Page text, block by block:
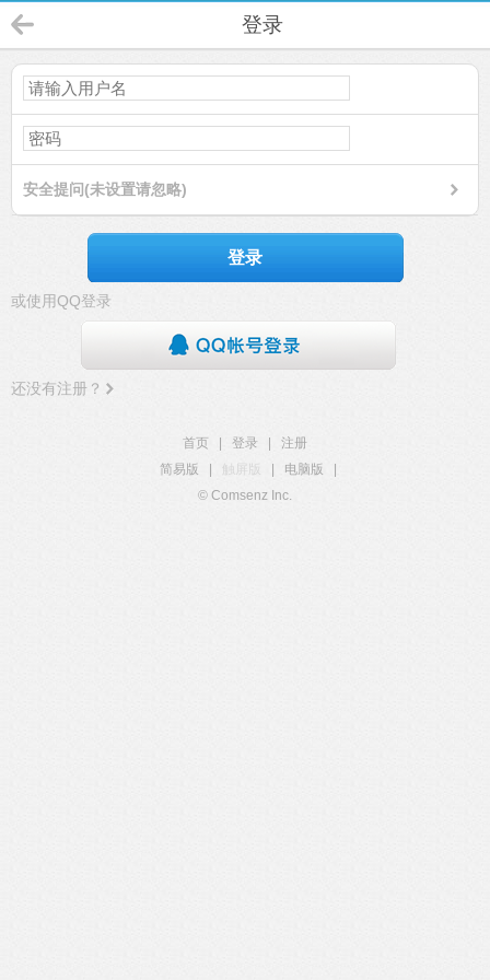
登录
安全提问(未设置请忽略)
登录
或使用QQ登录
还没有注册？
首页 登录
注册
简易版
触屏版 电脑版
© Comsenz Inc.